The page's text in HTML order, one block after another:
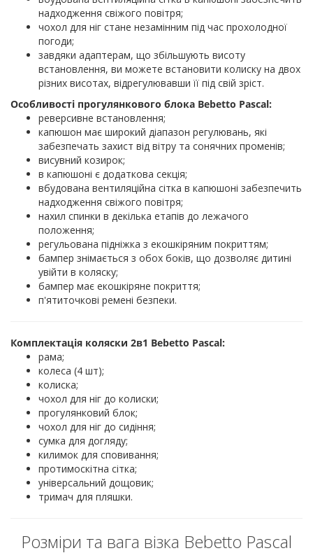
надходження свіжого повітря;
чохол для ніг стане незамінним під час прохолодної
погоди;
завдяки адаптерам, що збільшують висоту
встановлення, ви можете встановити колиску на двох
різних висотах, відрегулювавши її під свій зріст.
Особливості прогулянкового блока Bebetto Pascal:
реверсивне встановлення;
капюшон має широкий діапазон регулювань, які
забезпечать захист від вітру та сонячних променів;
висувний козирок;
в капюшоні є додаткова секція;
вбудована вентиляційна сітка в капюшоні забезпечить
надходження свіжого повітря;
нахил спинки в декілька етапів до лежачого
положення;
регульована підніжка з екошкіряним покриттям;
бампер знімається з обох боків, що дозволяє дитині
увійти в коляску;
бампер має екошкіряне покриття;
п'ятиточкові ремені безпеки.
Комплектація коляски 2в1 Bebetto Pascal:
рама;
колеса (4 шт);
колиска;
чохол для ніг до колиски;
прогулянковий блок;
чохол для ніг до сидіння;
сумка для догляду;
килимок для сповивання;
протимоскітна сітка;
універсальний дощовик;
тримач для пляшки.
Розміри та вага візка Bebetto Pascal